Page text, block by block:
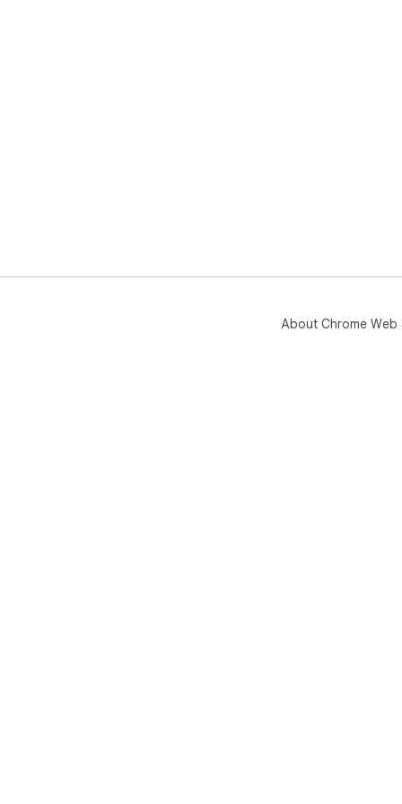
About Chrome Web